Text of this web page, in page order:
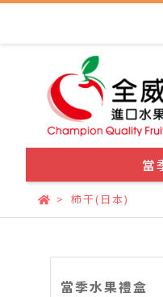
當
柿干(日本)
當季水果禮盒